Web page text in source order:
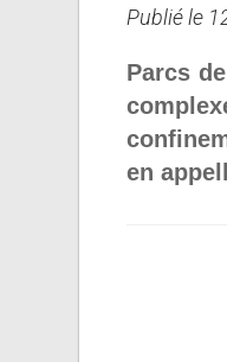
Publié le
Parcs
en